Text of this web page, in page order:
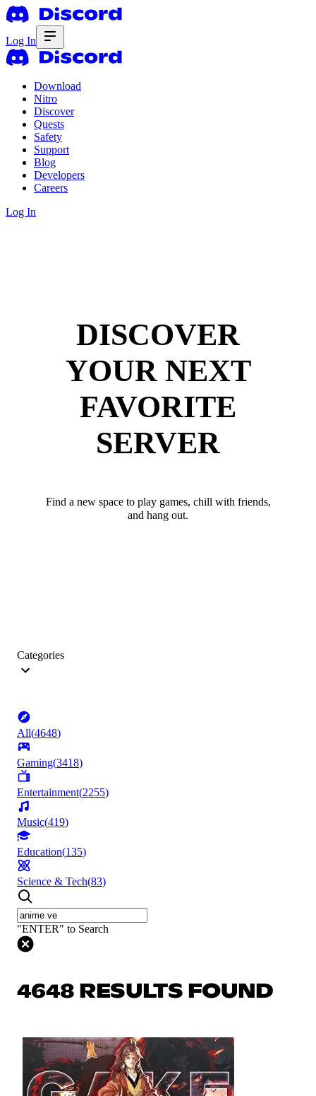
Log In
Download
Nitro
Discover
Quests
Safety
Support
Blog
Developers
Careers
Log In
DISCOVER
YOUR NEXT
FAVORITE
SERVER
Find a new space to play games, chill with friends,
and hang out.
Categories
All(4648)
Gaming(3418)
Entertainment(2255)
Music(419)
Education(135)
Science & Tech(83)
"ENTER" to Search
4648 RESULTS FOUND